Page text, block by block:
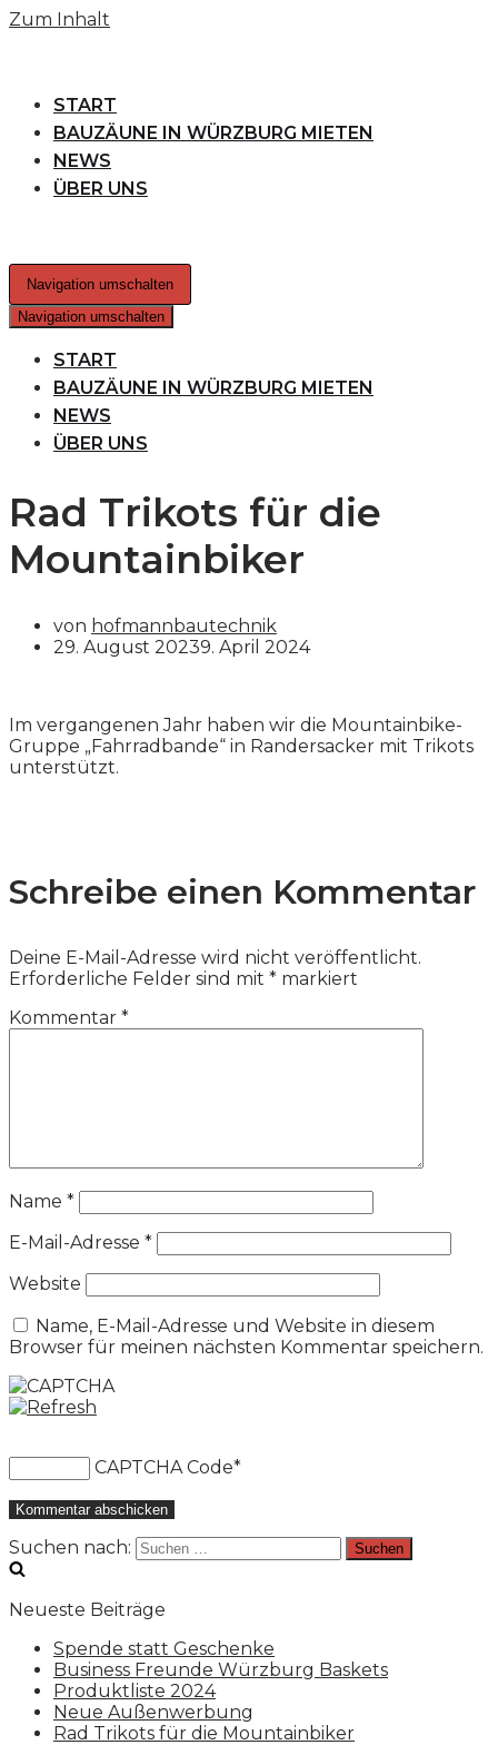
Zum Inhalt
START
BAUZÄUNE IN WÜRZBURG MIETEN
NEWS
ÜBER UNS
Navigation umschalten
Navigation umschalten
START
BAUZÄUNE IN WÜRZBURG MIETEN
NEWS
ÜBER UNS
Rad Trikots für die
Mountainbiker
von hofmannbautechnik
29. August 20239. April 2024
Im vergangenen Jahr haben wir die Mountainbike-
Gruppe „Fahrradbande“ in Randersacker mit Trikots
unterstützt.
Schreibe einen Kommentar
Deine E-Mail-Adresse wird nicht veröffentlicht.
Erforderliche Felder sind mit * markiert
Kommentar *
Name *
E-Mail-Adresse *
Website
Name, E-Mail-Adresse und Website in diesem
Browser für meinen nächsten Kommentar speichern.
CAPTCHA Code*
Suchen nach:
Neueste Beiträge
Spende statt Geschenke
Business Freunde Würzburg Baskets
Produktliste 2024
Neue Außenwerbung
Rad Trikots für die Mountainbiker